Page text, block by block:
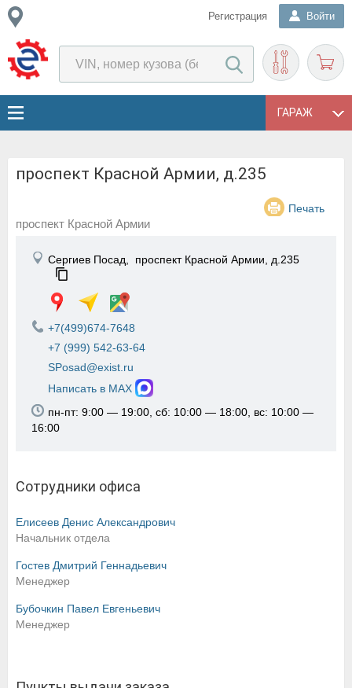
Регистрация Войти
ГАРАЖ
проспект Красной Армии, д.235
Печать
проспект Красной Армии
Сергиев Посад, проспект Красной Армии, д.235
+7(499)674-7648
+7 (999) 542-63-64
SPosad@exist.ru
Написать в MAX
пн-пт: 9:00 — 19:00, сб: 10:00 — 18:00, вс: 10:00 —
16:00
Сотрудники офиса
Елисеев Денис Александрович
Начальник отдела
Гостев Дмитрий Геннадьевич
Менеджер
Бубочкин Павел Евгеньевич
Менеджер